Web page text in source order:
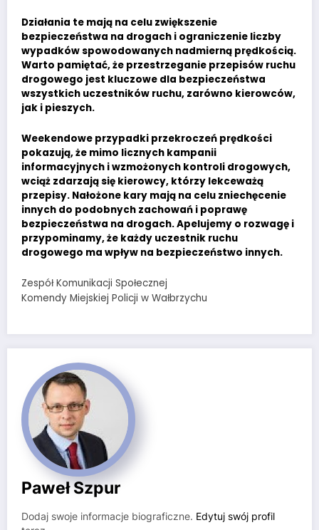
Działania te mają na celu zwiększenie
bezpieczeństwa na drogach i ograniczenie liczby
wypadków spowodowanych nadmierną prędkością.
Warto pamiętać, że przestrzeganie przepisów ruchu
drogowego jest kluczowe dla bezpieczeństwa
wszystkich uczestników ruchu, zarówno kierowców,
jak i pieszych.
Weekendowe przypadki przekroczeń prędkości
pokazują, że mimo licznych kampanii
informacyjnych i wzmożonych kontroli drogowych,
wciąż zdarzają się kierowcy, którzy lekceważą
przepisy. Nałożone kary mają na celu zniechęcenie
innych do podobnych zachowań i poprawę
bezpieczeństwa na drogach. Apelujemy o rozwagę i
przypominamy, że każdy uczestnik ruchu
drogowego ma wpływ na bezpieczeństwo innych.
Zespół Komunikacji Społecznej
Komendy Miejskiej Policji w Wałbrzychu
Paweł Szpur
Dodaj swoje informacje biograficzne. Edytuj swój profil